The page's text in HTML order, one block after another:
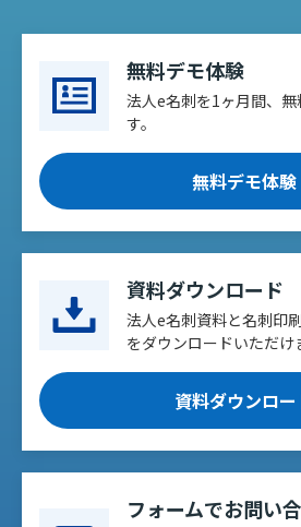
無料デモ体験
法人e名刺を1ヶ月間、
す。
無料デモ体験
資料ダウンロード
法人e名刺資料と名刺印
をダウンロードいただけ
資料ダウンロー
フォームでお問い